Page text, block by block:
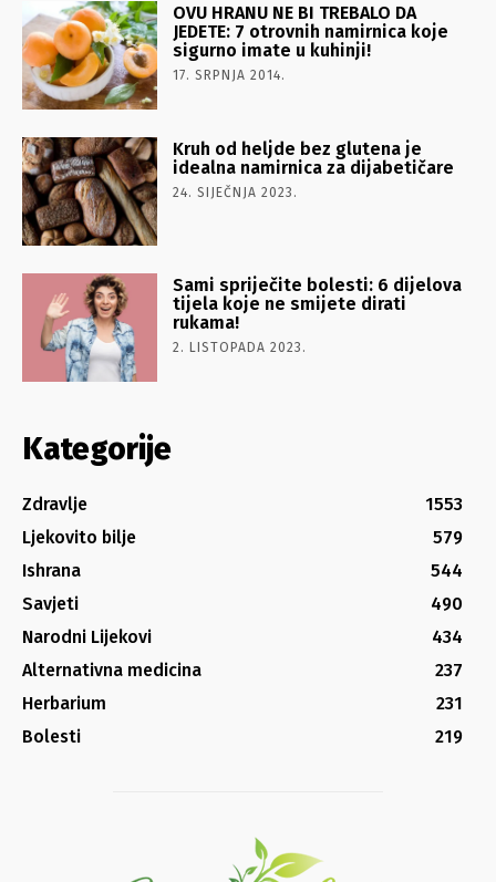
OVU HRANU NE BI TREBALO DA
JEDETE: 7 otrovnih namirnica koje
sigurno imate u kuhinji!
17. SRPNJA 2014.
Kruh od heljde bez glutena je
idealna namirnica za dijabetičare
24. SIJEČNJA 2023.
Sami spriječite bolesti: 6 dijelova
tijela koje ne smijete dirati
rukama!
2. LISTOPADA 2023.
Kategorije
Zdravlje
1553
Ljekovito bilje
579
Ishrana
544
Savjeti
490
Narodni Lijekovi
434
Alternativna medicina
237
Herbarium
231
Bolesti
219